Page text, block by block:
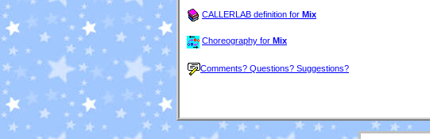
CALLERLAB definition for Mix
Choreography for Mix
Comments? Questions? Suggestions?